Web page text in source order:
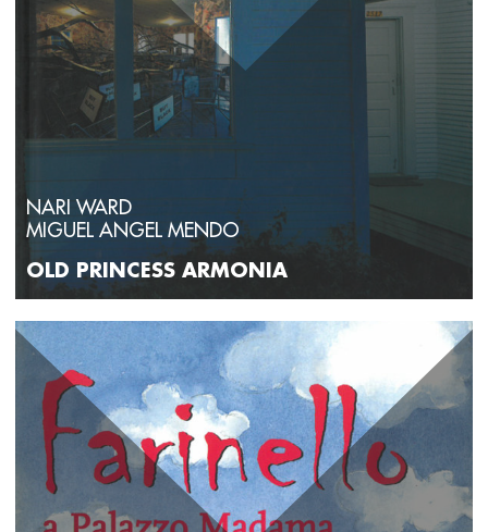
NARI WARD
MIGUEL ANGEL MENDO
OLD PRINCESS ARMONIA